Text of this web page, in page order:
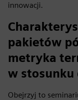
innowacji.
pakietów
metryka
w stosunku
Obejrzyj to